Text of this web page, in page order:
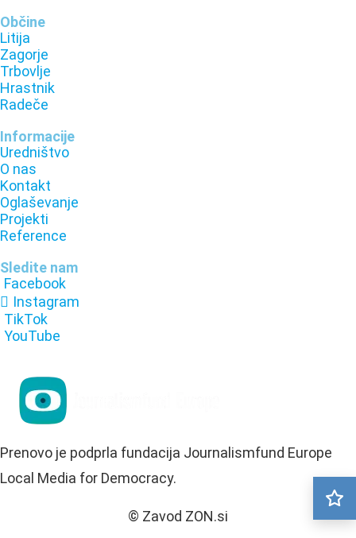
Občine
Litija
Zagorje
Trbovlje
Hrastnik
Radeče
Informacije
Uredništvo
O nas
Kontakt
Oglaševanje
Projekti
Reference
Sledite nam
Facebook
Instagram
TikTok
YouTube
Prenovo je podprla fundacija Journalismfund Europe
Local Media for Democracy.
© Zavod ZON.si